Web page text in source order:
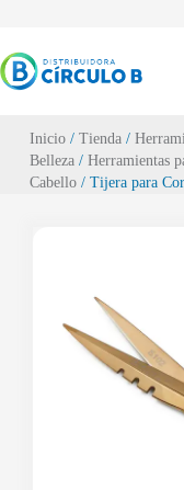
Inicio/ Tienda/
Belleza/ Herramientas
Cabello/ Tijera para